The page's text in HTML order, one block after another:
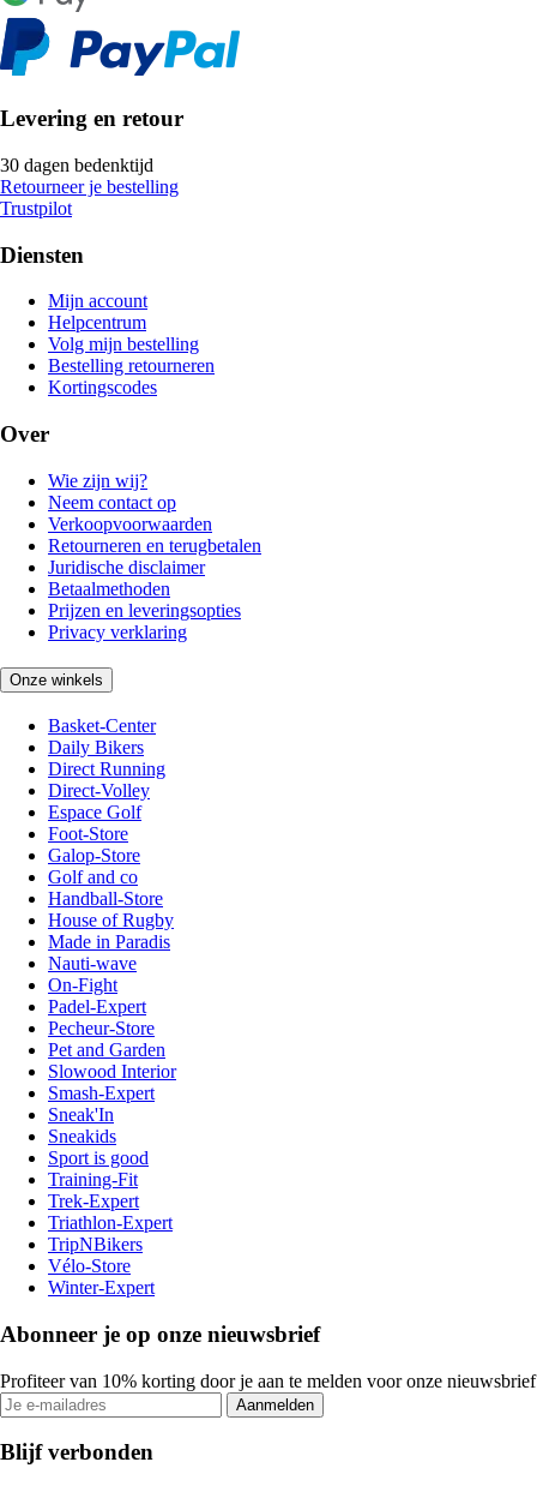
Levering en retour
30 dagen bedenktijd
Retourneer je bestelling
Trustpilot
Diensten
Mijn account
Helpcentrum
Volg mijn bestelling
Bestelling retourneren
Kortingscodes
Over
Wie zijn wij?
Neem contact op
Verkoopvoorwaarden
Retourneren en terugbetalen
Juridische disclaimer
Betaalmethoden
Prijzen en leveringsopties
Privacy verklaring
Onze winkels
Basket-Center
Daily Bikers
Direct Running
Direct-Volley
Espace Golf
Foot-Store
Galop-Store
Golf and co
Handball-Store
House of Rugby
Made in Paradis
Nauti-wave
On-Fight
Padel-Expert
Pecheur-Store
Pet and Garden
Slowood Interior
Smash-Expert
Sneak'In
Sneakids
Sport is good
Training-Fit
Trek-Expert
Triathlon-Expert
TripNBikers
Vélo-Store
Winter-Expert
Abonneer je op onze nieuwsbrief
Profiteer van 10% korting door je aan te melden voor onze nieuwsbrief
Aanmelden
Blijf verbonden